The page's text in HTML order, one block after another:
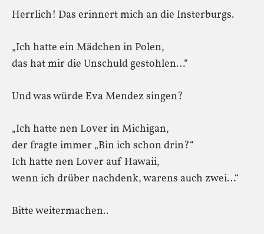
Herrlich! Das erinnert mich an die Insterburgs.
„Ich hatte ein Mädchen in Polen,
das hat mir die Unschuld gestohlen…“
Und was würde Eva Mendez singen?
„Ich hatte nen Lover in Michigan,
der fragte immer „Bin ich schon drin?“
Ich hatte nen Lover auf Hawaii,
wenn ich drüber nachdenk, warens auch zwei…“
Bitte weitermachen..